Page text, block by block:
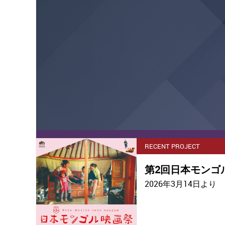
RECENT PROJECT
第2回日本モンゴ
2026年3月14日より